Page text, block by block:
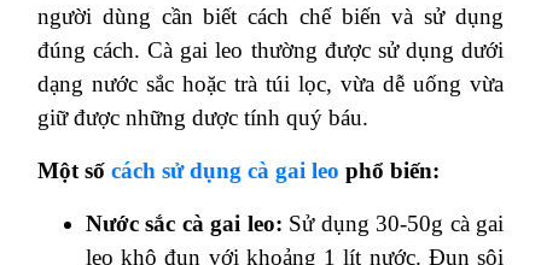
người dùng cần biết cách chế biến và sử dụng
đúng cách. Cà gai leo thường được sử dụng dưới
dạng nước sắc hoặc trà túi lọc, vừa dễ uống vừa
giữ được những dược tính quý báu.
Một số cách sử dụng cà gai leo phổ biến:
Nước sắc cà gai leo: Sử dụng 30-50g cà gai
leo khô đun với khoảng 1 lít nước. Đun sôi